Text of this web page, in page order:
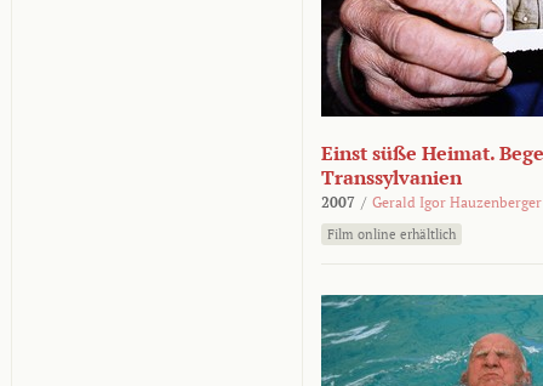
Einst süße Heimat.
Transsylvanien
2007 / Gerald Igor Hauzenberger
Film online erhältlich